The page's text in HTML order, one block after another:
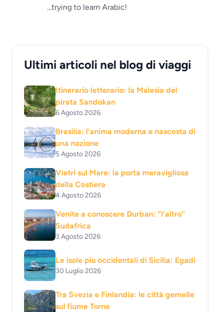
...trying to learn Arabic!
Ultimi articoli nel blog di viaggi
Itinerario letterario: la Malesia del
pirata Sandokan
6 Agosto 2026
Brasilia: l’anima moderna e nascosta di
una nazione
5 Agosto 2026
Vietri sul Mare: la porta meravigliosa
della Costiera
4 Agosto 2026
Venite a conoscere Durban: “l’altro”
Sudafrica
3 Agosto 2026
Le isole più occidentali di Sicilia: Egadi
30 Luglio 2026
Tra Svezia e Finlandia: le città gemelle
sul fiume Torne